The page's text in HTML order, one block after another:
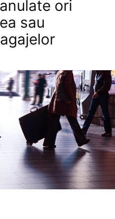
ori
sau